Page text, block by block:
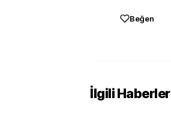
Beğen
İlgili Haberler